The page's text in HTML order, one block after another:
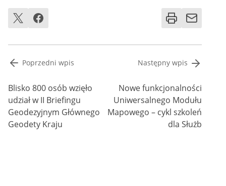
Nawigacja
wpisu
Poprzedni wpis
Blisko 800 osób wzięło
udział w II Briefingu
Geodezyjnym Głównego
Geodety Kraju
Następny wpis
Nowe funkcjonalności
Uniwersalnego Modułu
Mapowego – cykl szkoleń
dla Służb